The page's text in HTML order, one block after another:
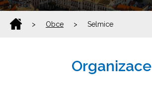
> Obce > Selmice
Organizace